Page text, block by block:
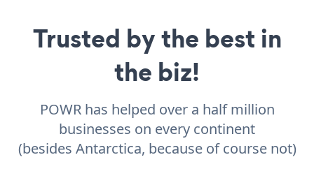
Trusted by the best in
the biz!
POWR has helped over a half million
businesses on every continent
(besides Antarctica, because of course not)